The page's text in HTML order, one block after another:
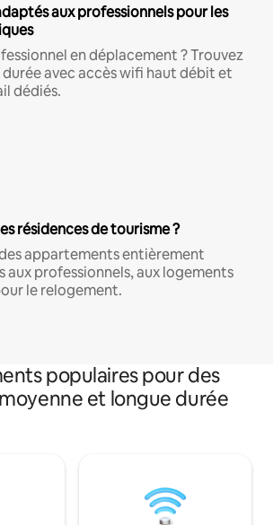
aux professionnels pour les
en déplacement ? Trouvez
durée avec accès wifi haut débit et
dédiés.
résidences de tourisme ?
appartements entièrement
aux professionnels, aux logements
le relogement.
populaires pour des
et longue durée